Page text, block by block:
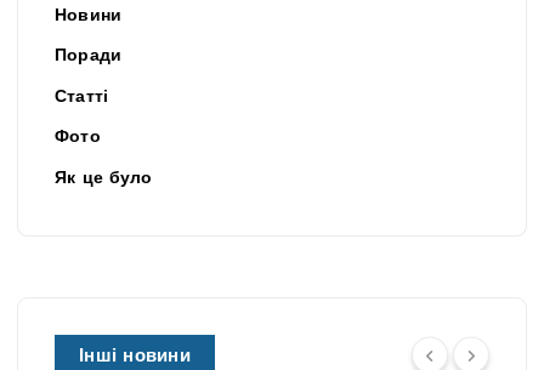
Новини
Поради
Статті
Фото
Як це було
Інші новини